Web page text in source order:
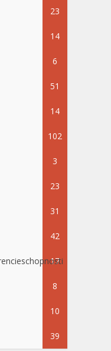
23
14
6
51
14
102
3
23
31
42
17
8
10
39